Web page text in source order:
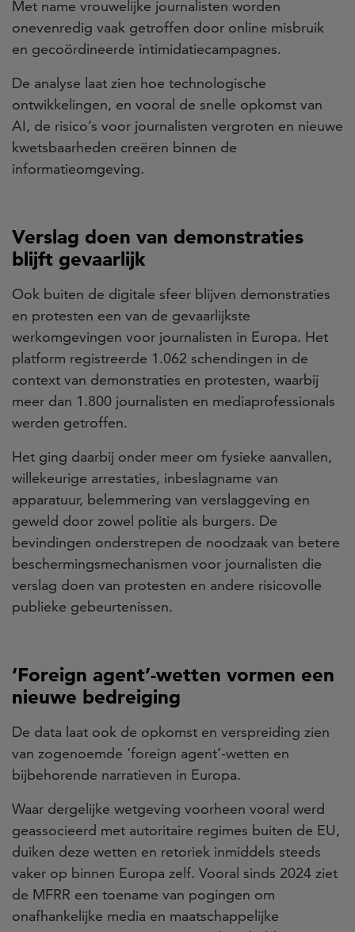
Met name vrouwelijke journalisten worden
onevenredig vaak getroffen door online misbruik
en gecoördineerde intimidatiecampagnes.
De analyse laat zien hoe technologische
ontwikkelingen, en vooral de snelle opkomst van
AI, de risico’s voor journalisten vergroten en nieuwe
kwetsbaarheden creëren binnen de
informatieomgeving.
Verslag doen van demonstraties
blijft gevaarlijk
Ook buiten de digitale sfeer blijven demonstraties
en protesten een van de gevaarlijkste
werkomgevingen voor journalisten in Europa. Het
platform registreerde 1.062 schendingen in de
context van demonstraties en protesten, waarbij
meer dan 1.800 journalisten en mediaprofessionals
werden getroffen.
Het ging daarbij onder meer om fysieke aanvallen,
willekeurige arrestaties, inbeslagname van
apparatuur, belemmering van verslaggeving en
geweld door zowel politie als burgers. De
bevindingen onderstrepen de noodzaak van betere
beschermingsmechanismen voor journalisten die
verslag doen van protesten en andere risicovolle
publieke gebeurtenissen.
‘Foreign agent’-wetten vormen een
nieuwe bedreiging
De data laat ook de opkomst en verspreiding zien
van zogenoemde ‘foreign agent’-wetten en
bijbehorende narratieven in Europa.
Waar dergelijke wetgeving voorheen vooral werd
geassocieerd met autoritaire regimes buiten de EU,
duiken deze wetten en retoriek inmiddels steeds
vaker op binnen Europa zelf. Vooral sinds 2024 ziet
de MFRR een toename van pogingen om
onafhankelijke media en maatschappelijke